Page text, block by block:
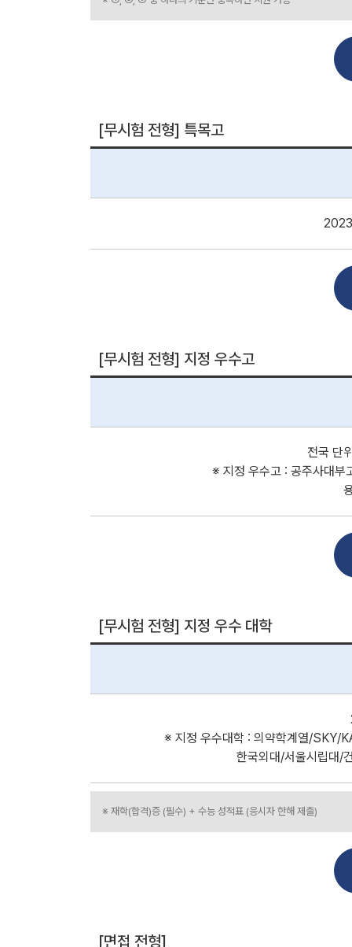
[무시험 전형] 특목고
2023
[무시험 전형] 지정 우수고
전국 단
※ 지정 우수고 : 공주사대부
[무시험 전형] 지정 우수 대학
※ 지정 우수대학 : 의약학계열/SKY/
한국외대/서울시립대/
※ 재학(합격)증 (필수) + 수능 성적표 (응시자 한해 제출)
[면접 전형]